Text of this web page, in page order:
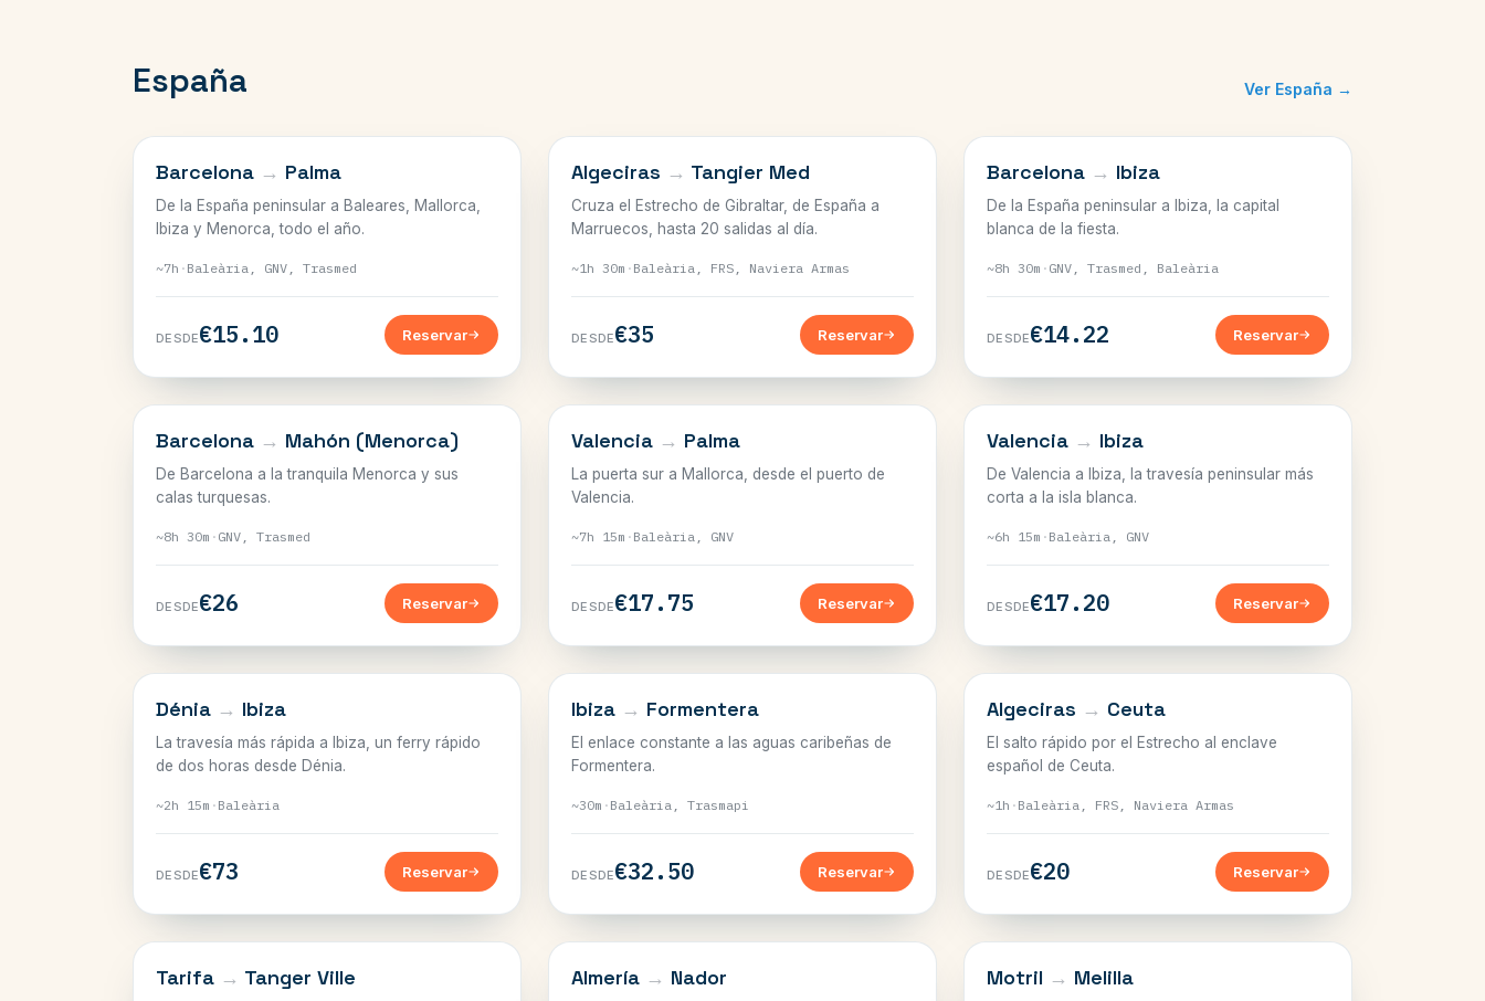
España Ver España →
BALEARES
Barcelona → Palma
De la España peninsular a Baleares, Mallorca,
Ibiza y Menorca, todo el año.
~7h · Baleària, GNV, Trasmed
DESDE€15.10 Reservar
EL ESTRECHO
Algeciras → Tangier Med
Cruza el Estrecho de Gibraltar, de España a
Marruecos, hasta 20 salidas al día.
~1h 30m · Baleària, FRS, Naviera Armas
DESDE€35 Reservar
BALEARES
Barcelona → Ibiza
De la España peninsular a Ibiza, la capital
blanca de la fiesta.
~8h 30m · GNV, Trasmed, Baleària
DESDE€14.22 Reservar
BALEARES
Barcelona → Mahón (Menorca)
De Barcelona a la tranquila Menorca y sus
calas turquesas.
~8h 30m · GNV, Trasmed
DESDE€26 Reservar
BALEARES
Valencia → Palma
La puerta sur a Mallorca, desde el puerto de
Valencia.
~7h 15m · Baleària, GNV
DESDE€17.75 Reservar
BALEARES
Valencia → Ibiza
De Valencia a Ibiza, la travesía peninsular más
corta a la isla blanca.
~6h 15m · Baleària, GNV
DESDE€17.20 Reservar
BALEARES
Dénia → Ibiza
La travesía más rápida a Ibiza, un ferry rápido
de dos horas desde Dénia.
~2h 15m · Baleària
DESDE€73 Reservar
BALEARES
Ibiza → Formentera
El enlace constante a las aguas caribeñas de
Formentera.
~30m · Baleària, Trasmapi
DESDE€32.50 Reservar
EL ESTRECHO
Algeciras → Ceuta
El salto rápido por el Estrecho al enclave
español de Ceuta.
~1h · Baleària, FRS, Naviera Armas
DESDE€20 Reservar
EL ESTRECHO
Tarifa → Tanger Ville EL ESTRECHO
Almería → Nador EL ESTRECHO
Motril → Melilla